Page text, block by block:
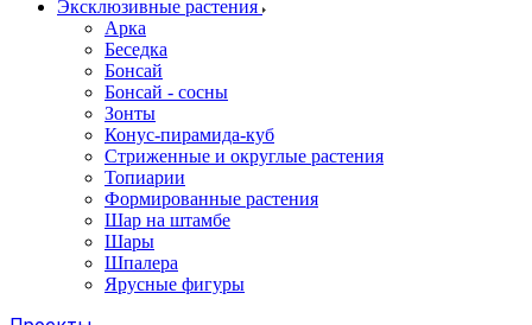
Эксклюзивные растения
Арка
Беседка
Бонсай
Бонсай - сосны
Зонты
Конус-пирамида-куб
Стриженные и округлые растения
Топиарии
Формированные растения
Шар на штамбе
Шары
Шпалера
Ярусные фигуры